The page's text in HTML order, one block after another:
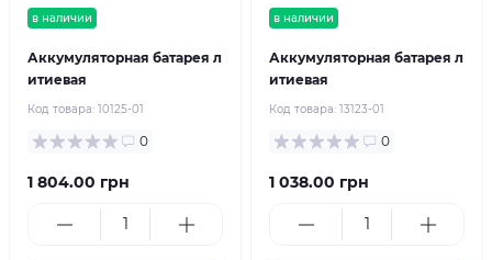
в наличии
Аккумуляторная батарея л
итиевая
Код товара: 10125-01
0
1 804.00 грн
в наличии
Аккумуляторная батарея л
итиевая
Код товара: 13123-01
0
1 038.00 грн